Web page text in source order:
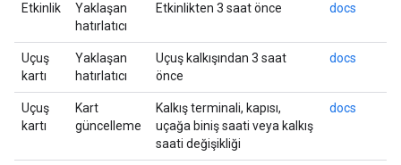
Etkinlik
Yaklaşan
hatırlatıcı
Etkinlikten 3 saat önce docs
Uçuş
kartı
Yaklaşan
hatırlatıcı
Uçuş kalkışından 3 saat
önce
docs
Uçuş
kartı
Kart
güncelleme
Kalkış terminali, kapısı,
uçağa biniş saati veya kalkış
saati değişikliği
docs